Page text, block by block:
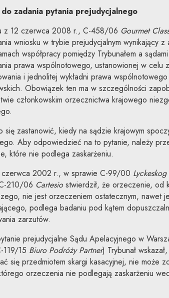
zadania pytania prejudycjalnego
z 12 czerwca 2008 r., C-458/06 Gourmet
wniosku w trybie prejudycjalnym wynikający
współpracy pomiędzy Trybunałem a
prawa wspólnotowego, ustanowionej w celu
i jednolitej wykładni prawa
Obowiązek ten ma w szczególności
członkowskim orzecznictwa krajowego
się zastanowić, kiedy na sądzie krajowym
Aby odpowiedzieć na to pytanie, należy
które nie podlega zaskarżeniu.
czerwca 2002 r., w sprawie C-99/00 Lyckeskog
210/06 Cartesiostwierdził, że orzeczenie, od
nie jest orzeczeniem ostatecznym, nawet
podlega badaniu pod kątem
zarzutów.
prejudycjalne Sądu Apelacyjnego w
15 Biuro Podróży Partner) Trybunał
się przedmiotem skargi kasacyjnej, nie może
orzeczenia nie podlegają zaskarżeniu